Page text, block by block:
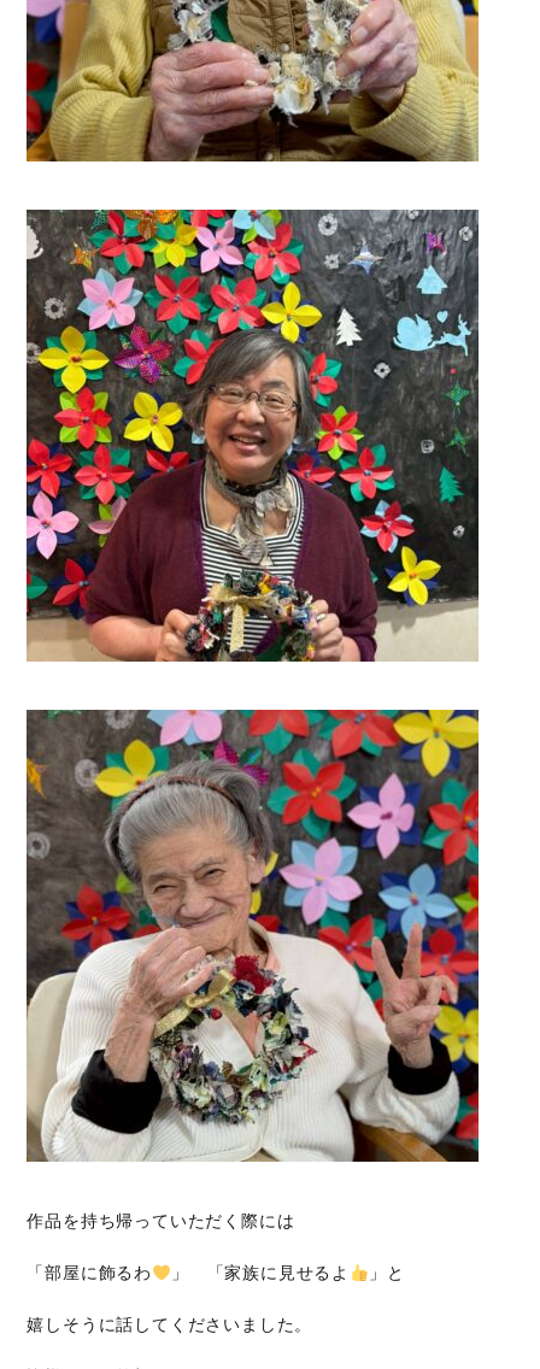
作品を持ち帰っていただく際には
「部屋に飾るわ 」 「家族に見せるよ 」と
嬉しそうに話してくださいました。